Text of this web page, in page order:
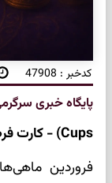
کدخبر : 47908
پایگاه خبری
Cups) - کارت فرصت‌های احساسی و خلاقیت
فروردین